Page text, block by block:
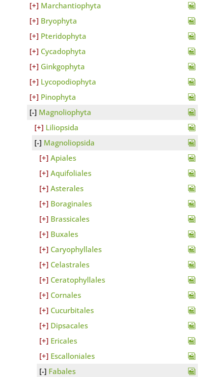
Marchantiophyta
Bryophyta
Pteridophyta
Cycadophyta
Ginkgophyta
Lycopodiophyta
Pinophyta
Magnoliophyta
Liliopsida
Magnoliopsida
Apiales
Aquifoliales
Asterales
Boraginales
Brassicales
Buxales
Caryophyllales
Celastrales
Ceratophyllales
Cornales
Cucurbitales
Dipsacales
Ericales
Escalloniales
Fabales